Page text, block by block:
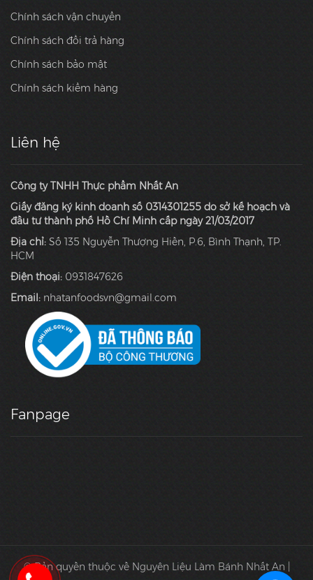
Chính sách vận chuyển
Chính sách đổi trả hàng
Chính sách bảo mật
Chính sách kiểm hàng
Liên hệ
Công ty TNHH Thực phẩm Nhất An
Giấy đăng ký kinh doanh số 0314301255 do sở kế hoạch và
đầu tư thành phố Hồ Chí Minh cấp ngày 21/03/2017
Địa chỉ: Số 135 Nguyễn Thượng Hiền, P.6, Bình Thạnh, TP.
HCM
Điện thoại: 0931847626
Email: nhatanfoodsvn@gmail.com
Fanpage
© Bản quyền thuộc về Nguyên Liệu Làm Bánh Nhất An |